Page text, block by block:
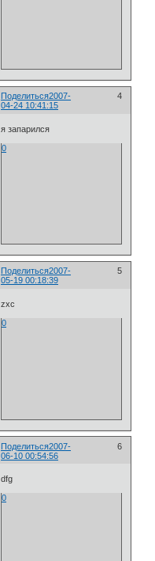
Поделиться 4
2007-
04-24 10:41:15
я запарился
0
Поделиться 5
2007-
05-19 00:18:39
zxc
0
Поделиться 6
2007-
06-10 00:54:56
dfg
0